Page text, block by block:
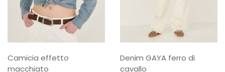
Camicia effetto
macchiato
Denim GAYA ferro di
cavallo